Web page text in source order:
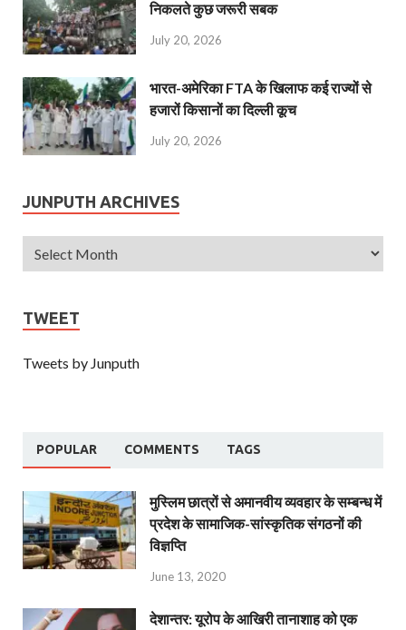
निकलते कुछ जरूरी सबक
July 20, 2026
भारत-अमेरिका FTA के खिलाफ कई राज्यों से
हजारों किसानों का दिल्ली कूच
July 20, 2026
JUNPUTH ARCHIVES
TWEET
Tweets by Junputh
POPULAR COMMENTS TAGS
मुस्लिम छात्रों से अमानवीय व्यवहार के सम्बन्ध में
प्रदेश के सामाजिक-सांस्कृतिक संगठनों की
विज्ञप्ति
June 13, 2020
देशान्‍तर: यूरोप के आखिरी तानाशाह को एक